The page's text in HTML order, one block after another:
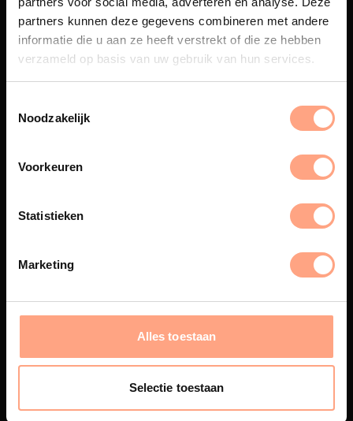
partners kunnen deze gegevens combineren met andere
informatie die u aan ze heeft verstrekt of die ze hebben
verzameld op basis van uw gebruik van hun services.
Noodzakelijk
Voorkeuren
Statistieken
Marketing
Alles toestaan
Selectie toestaan
Maatwerk
Een exclusieve handgemaakte
beleving, waar Nederlands
Spuiterij
eigen spuiterij afgewerkt met
Interieur inrichting
PUUUR biedt volledige
oplevering,met als resultaat een
totale woonbeleving.